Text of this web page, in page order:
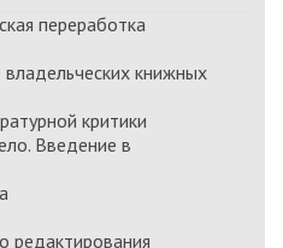
переработка
книжных
критики
Введение в
редактирования